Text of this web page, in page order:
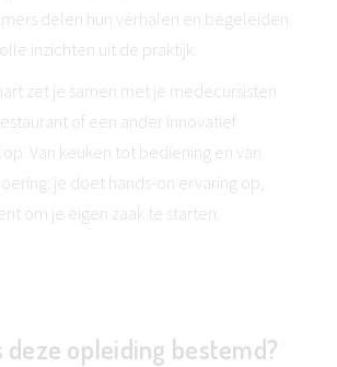
delen hun verhalen en begeleiden
inzichten uit de praktijk.
zet je samen met je medecursisten
of een ander innovatief
Van keuken tot bediening en van
je doet hands-on ervaring op,
om je eigen zaak te starten.
deze opleiding bestemd?